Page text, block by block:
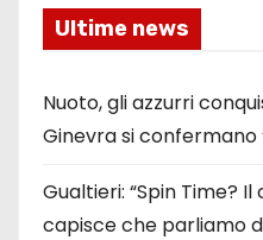
Ultime news
Nuoto, gli azzurri
Ginevra si confermano
Gualtieri: “Spin Time?
capisce che parliamo